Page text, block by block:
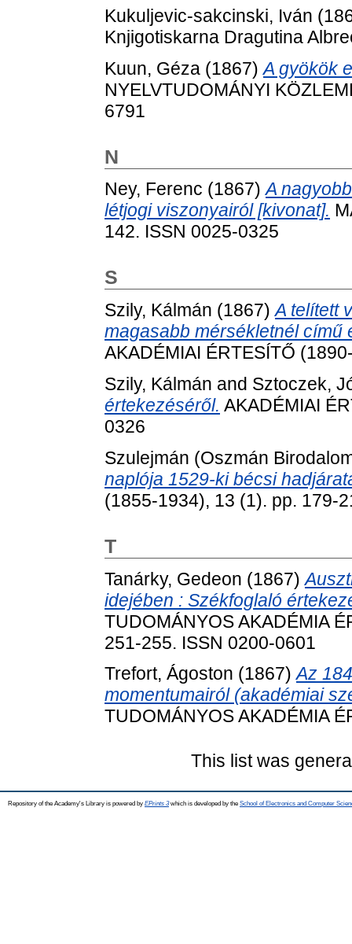
Kukuljevic-sakcinski, Iván
Knjigotiskarna Dragutina
Kuun, Géza (1867)A gyökök
NYELVTUDOMÁNYI
6791
N
Ney, Ferenc (1867)A
létjogi viszonyairól [kivonat].
142. ISSN 0025-0325
S
Szily, Kálmán (1867)A telített
magasabb mérsékletnél című
AKADÉMIAI ÉRTESÍTŐ
Szily, Kálmán and Sztoczek,
értekezéséről. AKADÉMIAI
0326
Szulejmán (Oszmán
naplója 1529-ki bécsi
(1855-1934), 13 (1). pp. 179-
T
Tanárky, Gedeon (1867)
idejében : Székfoglaló
TUDOMÁNYOS AKADÉMIA
251-255. ISSN 0200-0601
Trefort, Ágoston (1867)Az
momentumairól (akadémiai
TUDOMÁNYOS AKADÉMIA
This list was
Repository of the Academy's Library is powered by EPrints 3which is developed by the School of Electronics and Computer